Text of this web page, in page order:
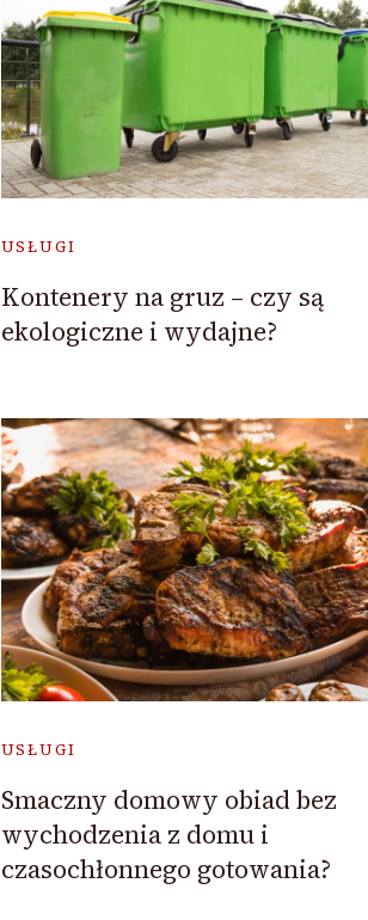
USŁUGI
Kontenery na gruz – czy są
ekologiczne i wydajne?
USŁUGI
Smaczny domowy obiad bez
wychodzenia z domu i
czasochłonnego gotowania?